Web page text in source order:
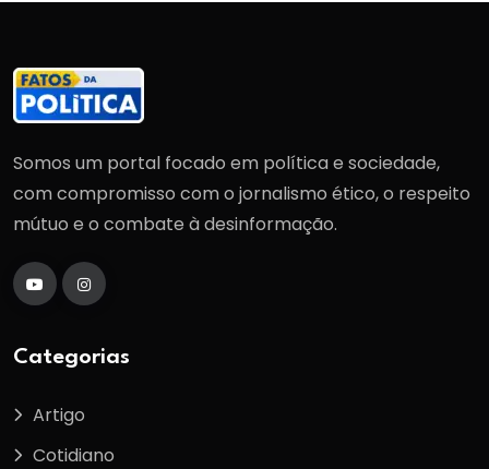
Somos um portal focado em política e sociedade,
com compromisso com o jornalismo ético, o respeito
mútuo e o combate à desinformação.
Categorias
Artigo
Cotidiano